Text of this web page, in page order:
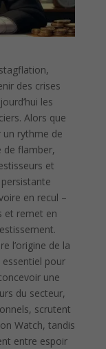
des crises
les
Alors que
un rythme de
de flamber,
et
en recul –
et remet en
l’origine de la
pour
une
du secteur,
scrutent
Watch, tandis
entre espoir